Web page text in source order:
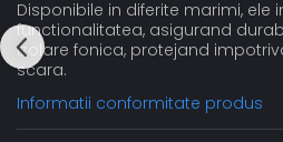
Disponibile in diferite marimi, ele
functionalitatea, asigurand
izolare fonica, protejand
scara.
Informatii conformitate produs